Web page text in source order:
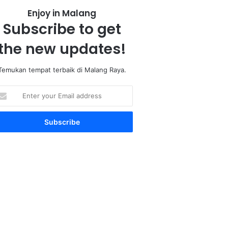
Enjoy in Malang
Subscribe to get
new updates!
tempat terbaik di Malang Raya.